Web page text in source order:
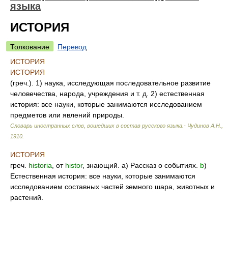
языка
ИСТОРИЯ
Толкование
Перевод
ИСТОРИЯ
ИСТОРИЯ
(греч.). 1) наука, исследующая последовательное развитие
человечества, народа, учреждения и т. д. 2) естественная
история: все науки, которые занимаются исследованием
предметов или явлений природы.
Словарь иностранных слов, вошедших в состав русского языка.- Чудинов А.Н.
1910
ИСТОРИЯ
греч. historia , от histor, знающий. а) Рассказ о событиях. b)
Естественная история: все науки, которые занимаются
исследованием составных частей земного шара, животных и
растений.